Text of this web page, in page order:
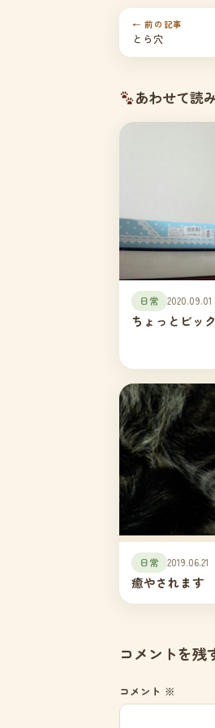
← 前の記事
とら穴
あわせて読
日常 2020.09.01
ちょっとビッ
日常 2019.06.21
癒やされます
コメントを残
コメント ※